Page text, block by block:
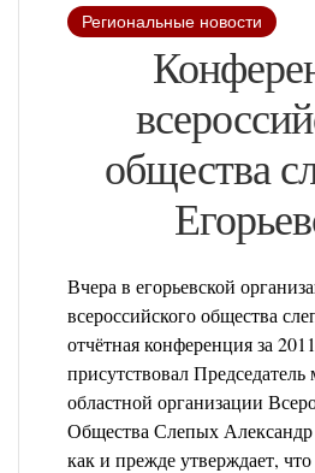
Региональные новости
общества
Вчера в егорьевской
всероссийского общества
отчётная конференция за
присутствовал Председатель
областной организации
Общества Слепых
как и прежде утверждает,